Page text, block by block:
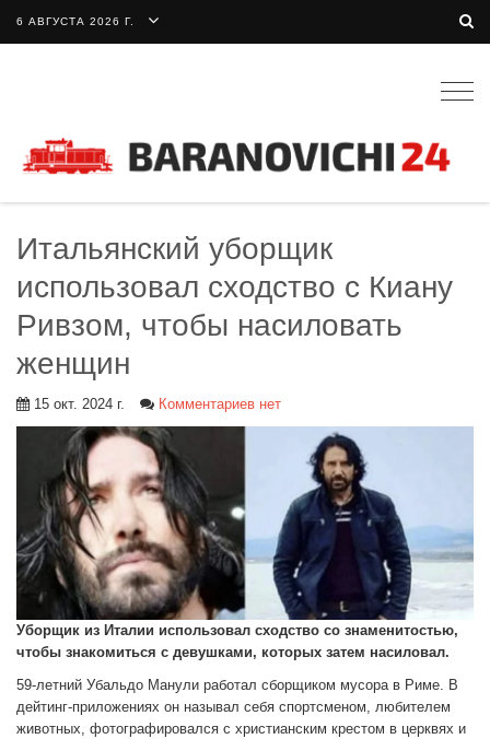
6 АВГУСТА 2026 Г.
Итальянский уборщик
использовал сходство с Киану
Ривзом, чтобы насиловать
женщин
15 окт. 2024 г. Комментариев нет
Уборщик из Италии использовал сходство со знаменитостью,
чтобы знакомиться с девушками, которых затем насиловал.
59-летний Убальдо Манули работал сборщиком мусора в Риме. В
дейтинг-приложениях он называл себя спортсменом, любителем
животных, фотографировался с христианским крестом в церквях и